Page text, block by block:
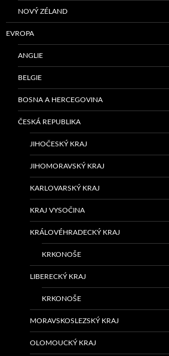
NOVÝ ZÉLAND
EVROPA
ANGLIE
BELGIE
BOSNA A HERCEGOVINA
ČESKÁ REPUBLIKA
JIHOČESKÝ KRAJ
JIHOMORAVSKÝ KRAJ
KARLOVARSKÝ KRAJ
KRAJ VYSOČINA
KRÁLOVÉHRADECKÝ KRAJ
KRKONOŠE
LIBERECKÝ KRAJ
KRKONOŠE
MORAVSKOSLEZSKÝ KRAJ
OLOMOUCKÝ KRAJ